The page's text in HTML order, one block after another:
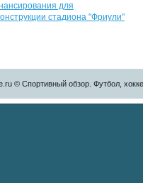
для
стадиона "Фриули"
© Спортивный обзор. Футбол,